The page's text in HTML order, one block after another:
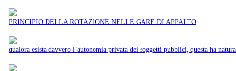
PRINCIPIO DELLA ROTAZIONE NELLE GARE DI APPALTO
qualora esista davvero l’autonomia privata dei soggetti pubblici, questa ha natura